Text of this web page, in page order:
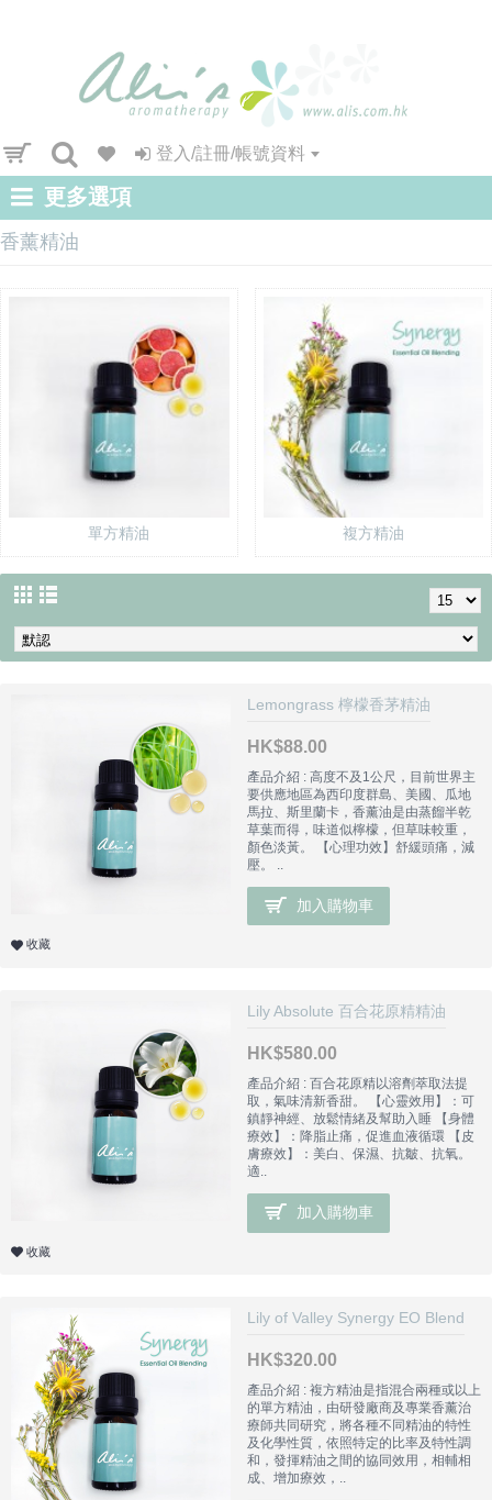
登入/註冊/帳號資料
更多選項
香薰精油
單方精油 複方精油
Lemongrass 檸檬香茅精油
HK$88.00
產品介紹 : 高度不及1公尺，目前世界主
要供應地區為西印度群島、美國、瓜地
馬拉、斯里蘭卡，香薰油是由蒸餾半乾
草葉而得，味道似檸檬，但草味較重，
顏色淡黃。 【心理功效】舒緩頭痛，減
壓。 ..
加入購物車
收藏
Lily Absolute 百合花原精精油
HK$580.00
產品介紹 : 百合花原精以溶劑萃取法提
取，氣味清新香甜。 【心靈效用】：可
鎮靜神經、放鬆情緒及幫助入睡 【身體
療效】：降脂止痛，促進血液循環 【皮
膚療效】：美白、保濕、抗皺、抗氧。
適..
加入購物車
收藏
Lily of Valley Synergy EO Blend
HK$320.00
產品介紹 : 複方精油是指混合兩種或以上
的單方精油，由研發廠商及專業香薰治
療師共同研究，將各種不同精油的特性
及化學性質，依照特定的比率及特性調
和，發揮精油之間的協同效用，相輔相
成、增加療效，..